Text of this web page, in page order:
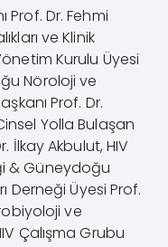
Prof. Dr. Fehmi
ve Klinik
Kurulu Üyesi
Nöroloji ve
Prof. Dr.
Yolla Bulaşan
İlkay Akbulut, HIV
& Güneydoğu
Derneği Üyesi Prof.
ve
Çalışma Grubu